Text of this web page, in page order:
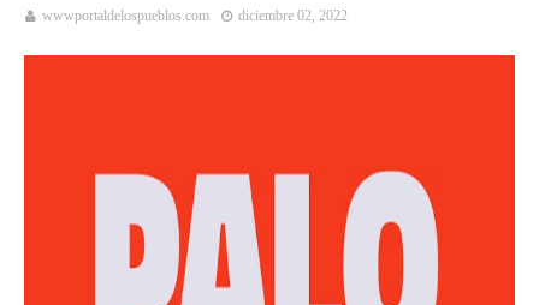
wwwportaldelospueblos.com diciembre 02, 2022